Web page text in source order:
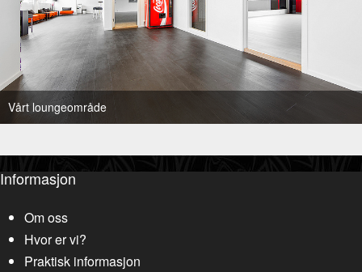
Vårt loungeområde
Informasjon
Om oss
Hvor er vi?
Praktisk informasjon